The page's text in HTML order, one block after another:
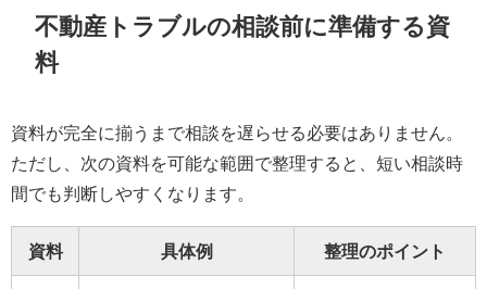
不動産トラブルの相談前に準備する資
料
資料が完全に揃うまで相談を遅らせる必要はありません。
ただし、次の資料を可能な範囲で整理すると、短い相談時
間でも判断しやすくなります。
資料 具体例 整理のポイント